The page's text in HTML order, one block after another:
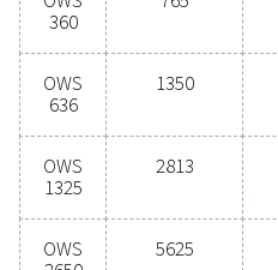
MAX. CAPACITEIT –
(M3/U)
54 – 11250